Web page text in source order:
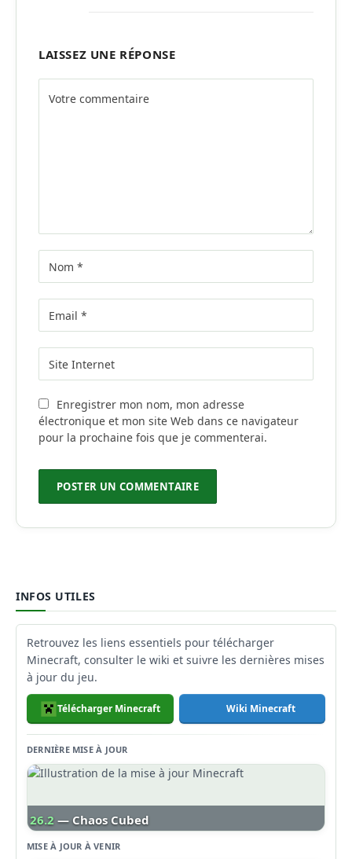
LAISSEZ UNE RÉPONSE
Enregistrer mon nom, mon adresse
électronique et mon site Web dans ce navigateur
pour la prochaine fois que je commenterai.
INFOS UTILES
Retrouvez les liens essentiels pour télécharger
Minecraft, consulter le wiki et suivre les dernières mises
à jour du jeu.
Télécharger Minecraft Wiki Minecraft
DERNIÈRE MISE À JOUR
26.2 — Chaos Cubed
MISE À JOUR À VENIR